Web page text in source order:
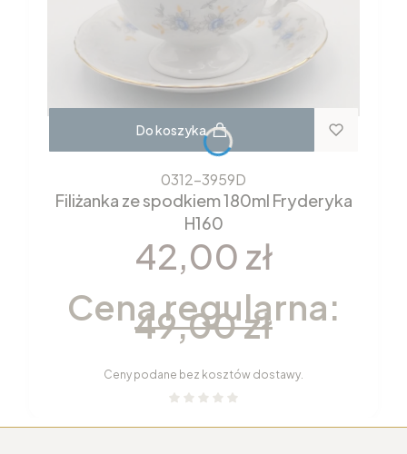
Do koszyka
0312-3959D
Filiżanka ze spodkiem 180ml Fryderyka
H160
42,00 zł
Cena regularna:
49,00 zł
Ceny podane bez kosztów dostawy.